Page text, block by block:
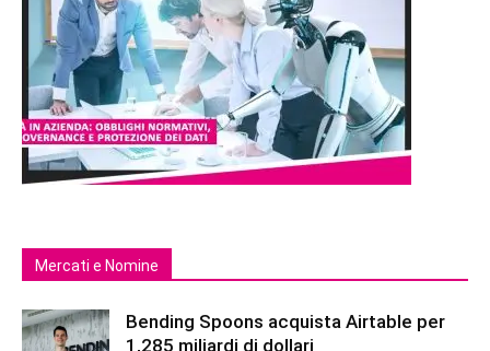
Mercati e Nomine
Bending Spoons acquista Airtable per
1,285 miliardi di dollari